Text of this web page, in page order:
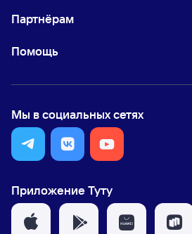
Партнёрам
Помощь
Мы в социальных сетях
Приложение Туту